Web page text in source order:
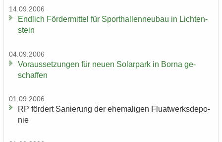
14.09.2006
End­lich För­der­mit­tel für Sport­hal­len­neu­bau in Lich­ten­
stein
04.09.2006
Vor­aus­set­zun­gen für neuen So­lar­park in Borna ge­
schaf­fen
01.09.2006
RP för­dert Sa­nie­rung der ehe­ma­li­gen Fluat­werks­de­po­
nie